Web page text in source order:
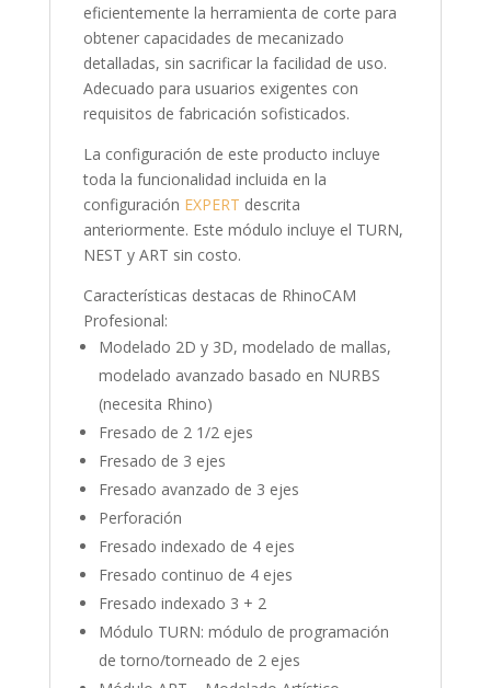
eficientemente la herramienta de corte para
obtener capacidades de mecanizado
detalladas, sin sacrificar la facilidad de uso.
Adecuado para usuarios exigentes con
requisitos de fabricación sofisticados.
La configuración de este producto incluye
toda la funcionalidad incluida en la
configuración EXPERT descrita
anteriormente. Este módulo incluye el TURN,
NEST y ART sin costo.
Características destacas de RhinoCAM
Profesional:
Modelado 2D y 3D, modelado de mallas,
modelado avanzado basado en NURBS
(necesita Rhino)
Fresado de 2 1/2 ejes
Fresado de 3 ejes
Fresado avanzado de 3 ejes
Perforación
Fresado indexado de 4 ejes
Fresado continuo de 4 ejes
Fresado indexado 3 + 2
Módulo TURN: módulo de programación
de torno/torneado de 2 ejes